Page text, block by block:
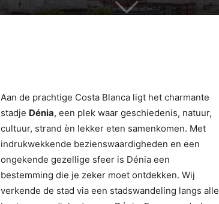
Aan de prachtige Costa Blanca ligt het charmante
stadje Dénia, een plek waar geschiedenis, natuur,
cultuur, strand èn lekker eten samenkomen. Met
indrukwekkende bezienswaardigheden en een
ongekende gezellige sfeer is Dénia een
bestemming die je zeker moet ontdekken. Wij
verkende de stad via een stadswandeling langs alle